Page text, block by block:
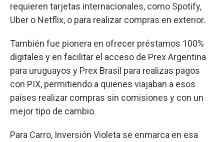
requieren tarjetas internacionales, como Spotify,
Uber o Netflix, o para realizar compras en exterior.
También fue pionera en ofrecer préstamos 100%
digitales y en facilitar el acceso de Prex Argentina
para uruguayos y Prex Brasil para realizas pagos
con PIX, permitiendo a quienes viajaban a esos
países realizar compras sin comisiones y con un
mejor tipo de cambio.
Para Carro, Inversión Violeta se enmarca en esa